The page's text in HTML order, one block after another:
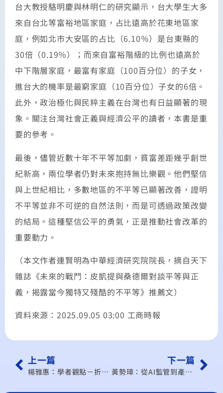
台大教授駱明慶與林明仁的研究顯示，台大學生大多
來自台北等富裕地區家庭，占比遠高於花東地區家
庭，例如北市大安區的占比（6.10％）是台東縣的
30倍（0.19％）；而來自富裕階級的比例也遠高於
中下階層家庭，最富有家庭（100百分位）的子女，
進台大的機率是最窮家庭（10百分位）子女的6倍。
此外，政治極化與民粹主義在台灣也有日益顯著的現
象。關注台灣社會正義與經濟公平的讀者，本書是重
要的參考。
最後，儘管近數十年不平等加劇，貧富差距幾乎創世
紀新高，兩位學者仍對未來抱持無比樂觀。他們堅信
與上世紀相比，多數地區的不平等已顯著改善，證明
不平等並非不可逆的自然法則，而是可透過政策改變
的結局。這種堅信公平的勇氣，正是推動社會改革的
重要動力。
（本文作者連賢明為中華經濟研究院院長，摘自天下
雜誌《未來的戰鬥：皮凱提與桑德爾對談平等與正
義，揭露當今獨特又殘酷的不平等》推薦文）
資料來源：2025.09.05 03:00 工商時報
上一篇
楊雅惠：學者觀點－折裂的美國經濟統計公信力
下一篇
黃勢璋：從AI監管到產業韌性 建構台灣中小企業的競爭新優勢